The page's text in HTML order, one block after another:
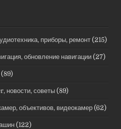
приборы, ремонт (215)
обновление навигации (27)
(89)
новости, советы (89)
объективов, видеокамер (62)
(122)